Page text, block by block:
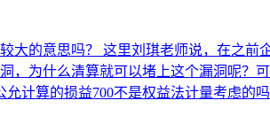
大的意思吗？ 这里刘琪老师说，在之前
，为什么清算就可以堵上这个漏洞呢？
计算的损益700不是权益法计量考虑的吗